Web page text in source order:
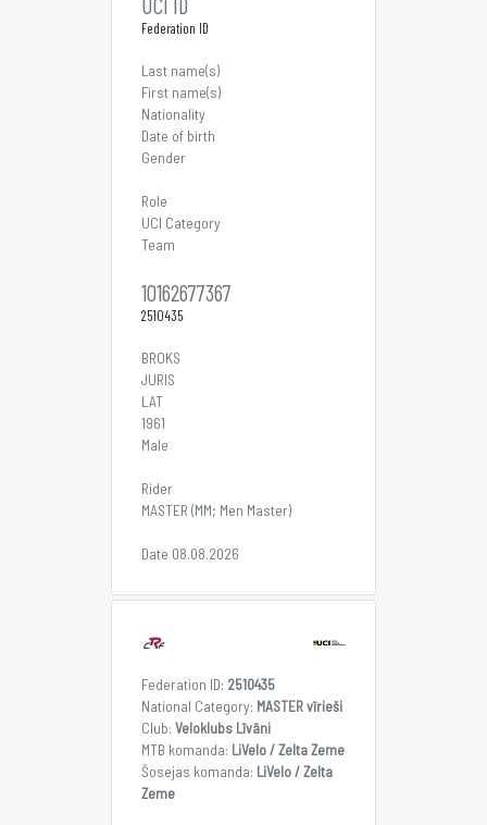
Federation ID
Last name(s)
First name(s)
Nationality
Date of birth
Gender
Role
UCI Category
Team
10162677367
2510435
BROKS
JURIS
LAT
1961
Male
Rider
MASTER (MM; Men Master)
Date 08.08.2026
Federation ID: 2510435
National Category: MASTER vīrieši
Club:Veloklubs Līvāni
MTB komanda: LiVelo / Zelta Zeme
Šosejas komanda: LiVelo / Zelta
Zeme